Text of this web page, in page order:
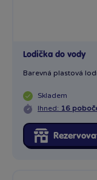
Lodička do vody
Barevná plastová
Skladem
Ihned: 16